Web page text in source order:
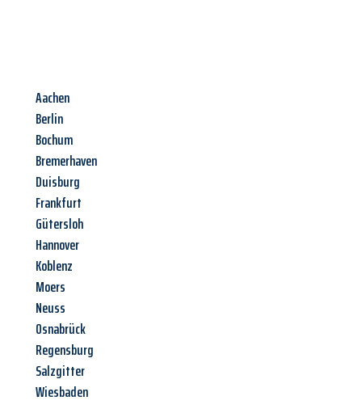
Aachen
Berlin
Bochum
Bremerhaven
Duisburg
Frankfurt
Gütersloh
Hannover
Koblenz
Moers
Neuss
Osnabrück
Regensburg
Salzgitter
Wiesbaden